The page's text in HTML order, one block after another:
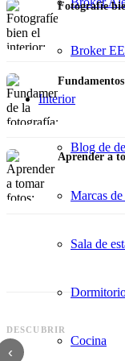
Broker
Interior
Blog de
Marcas
Sala de
Cocina
Fotografíe
Aprender a
DESCUBRIR
‹
Consejos del fotógrafo de